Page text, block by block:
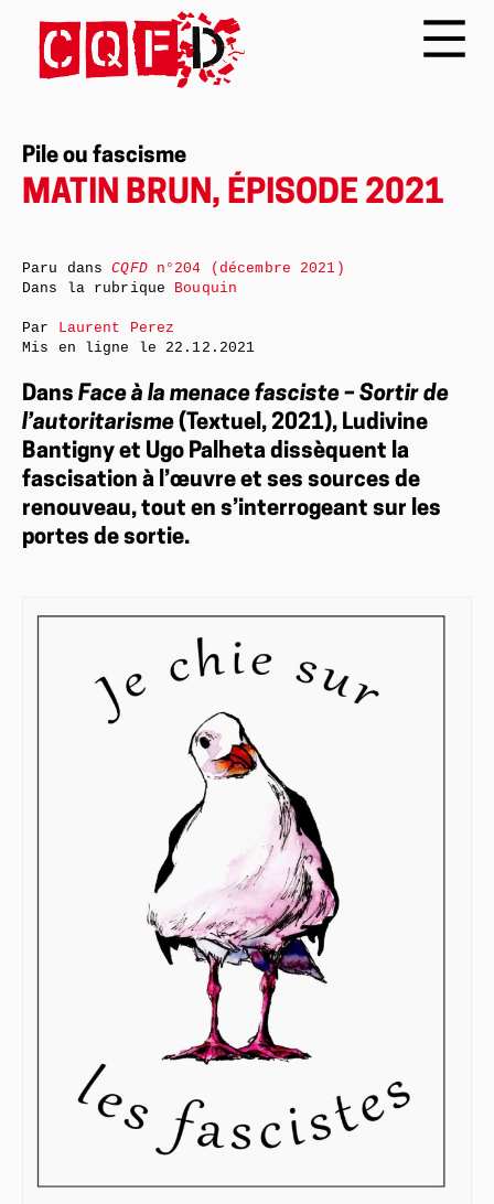
Pile ou fascisme
MATIN BRUN, ÉPISODE 2021
Dans Face à la menace fasciste – Sortir de
l’autoritarisme (Textuel, 2021), Ludivine
Bantigny et Ugo Palheta dissèquent la
fascisation à l’œuvre et ses sources de
renouveau, tout en s’interrogeant sur les
portes de sortie.
Paru dansCQFDn°204 (décembre 2021)
Dans la rubrique Bouquin
Par Laurent Perez
Mis en ligne le 22.12.2021